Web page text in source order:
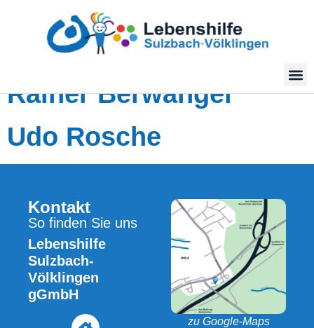
Rainer Berwanger
Udo Rosche
Kontakt
So finden Sie uns
Lebenshilfe
Sulzbach-
Völklingen
gGmbH
zu Google-Maps